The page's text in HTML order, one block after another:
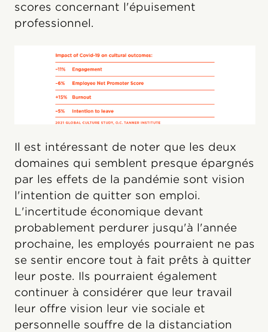
scores concernant l'épuisement
professionnel.
Il est intéressant de noter que les deux
domaines qui semblent presque épargnés
par les effets de la pandémie sont vision
l'intention de quitter son emploi.
L'incertitude économique devant
probablement perdurer jusqu'à l'année
prochaine, les employés pourraient ne pas
se sentir encore tout à fait prêts à quitter
leur poste. Ils pourraient également
continuer à considérer que leur travail
leur offre vision leur vie sociale et
personnelle souffre de la distanciation